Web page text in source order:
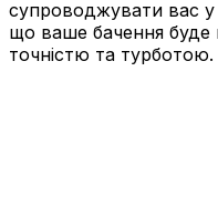
супроводжувати вас
що ваше бачення буде
точністю та турботою.